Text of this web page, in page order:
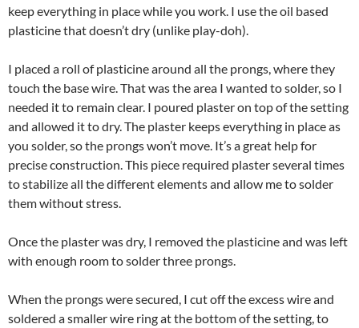
keep everything in place while you work. I use the oil based
plasticine that doesn’t dry (unlike play-doh).
I placed a roll of plasticine around all the prongs, where they
touch the base wire. That was the area I wanted to solder, so I
needed it to remain clear. I poured plaster on top of the setting
and allowed it to dry. The plaster keeps everything in place as
you solder, so the prongs won’t move. It’s a great help for
precise construction. This piece required plaster several times
to stabilize all the different elements and allow me to solder
them without stress.
Once the plaster was dry, I removed the plasticine and was left
with enough room to solder three prongs.
When the prongs were secured, I cut off the excess wire and
soldered a smaller wire ring at the bottom of the setting, to